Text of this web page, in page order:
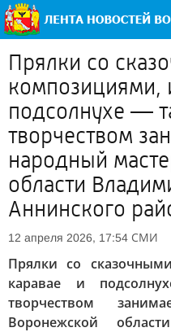
Прялки со
композициями,
подсолнухе —
творчеством
народный
области
Аннинского
12 апреля 2026, 17:54 СМИ
Прялки со
каравае и
творчеством
Воронежской